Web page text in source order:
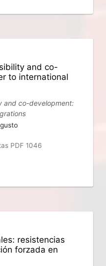
and co-
to international
and co-development:
PDF 1046
resistencias
forzada en